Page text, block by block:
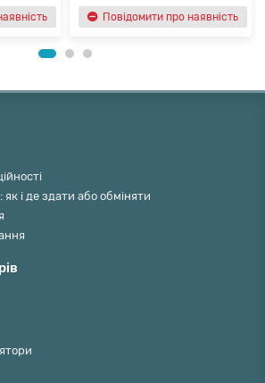
Повідомити про наявність
і де здати або обміняти